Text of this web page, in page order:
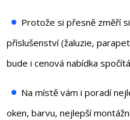
Protože si přesně změří
příslušenství (žaluzie,
bude i cenová nabídka
Na místě vám i poradí
oken, barvu, nejlepší